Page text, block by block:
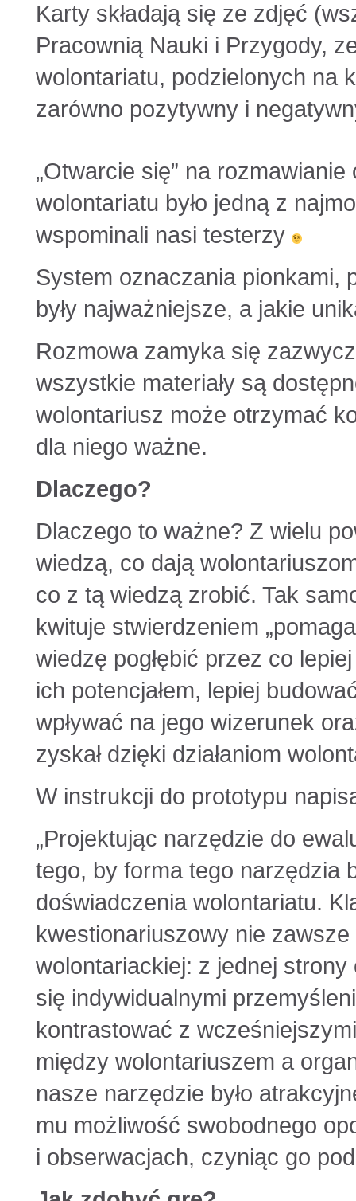
Karty składają się ze zdjęć
Pracownią Nauki i Przygody,
wolontariatu, podzielonych na
zarówno pozytywny i
„Otwarcie się” na
wolontariatu było jedną z
wspominali nasi testerzy
System oznaczania pionkami,
były najważniejsze, a jakie
Rozmowa zamyka się
wszystkie materiały są
wolontariusz może otrzymać
dla niego ważne.
Dlaczego?
Dlaczego to ważne? Z wielu
wiedzą, co dają
co z tą wiedzą zrobić. Tak
kwituje stwierdzeniem
wiedzę pogłębić przez co
ich potencjałem, lepiej
wpływać na jego wizerunek
zyskał dzięki działaniom
W instrukcji do prototypu
„Projektując narzędzie do
tego, by forma tego narzędzia
doświadczenia wolontariatu.
kwestionariuszowy nie zawsze
wolontariackiej: z jednej
się indywidualnymi
kontrastować z
między wolontariuszem a
nasze narzędzie było
mu możliwość swobodnego
i obserwacjach, czyniąc go